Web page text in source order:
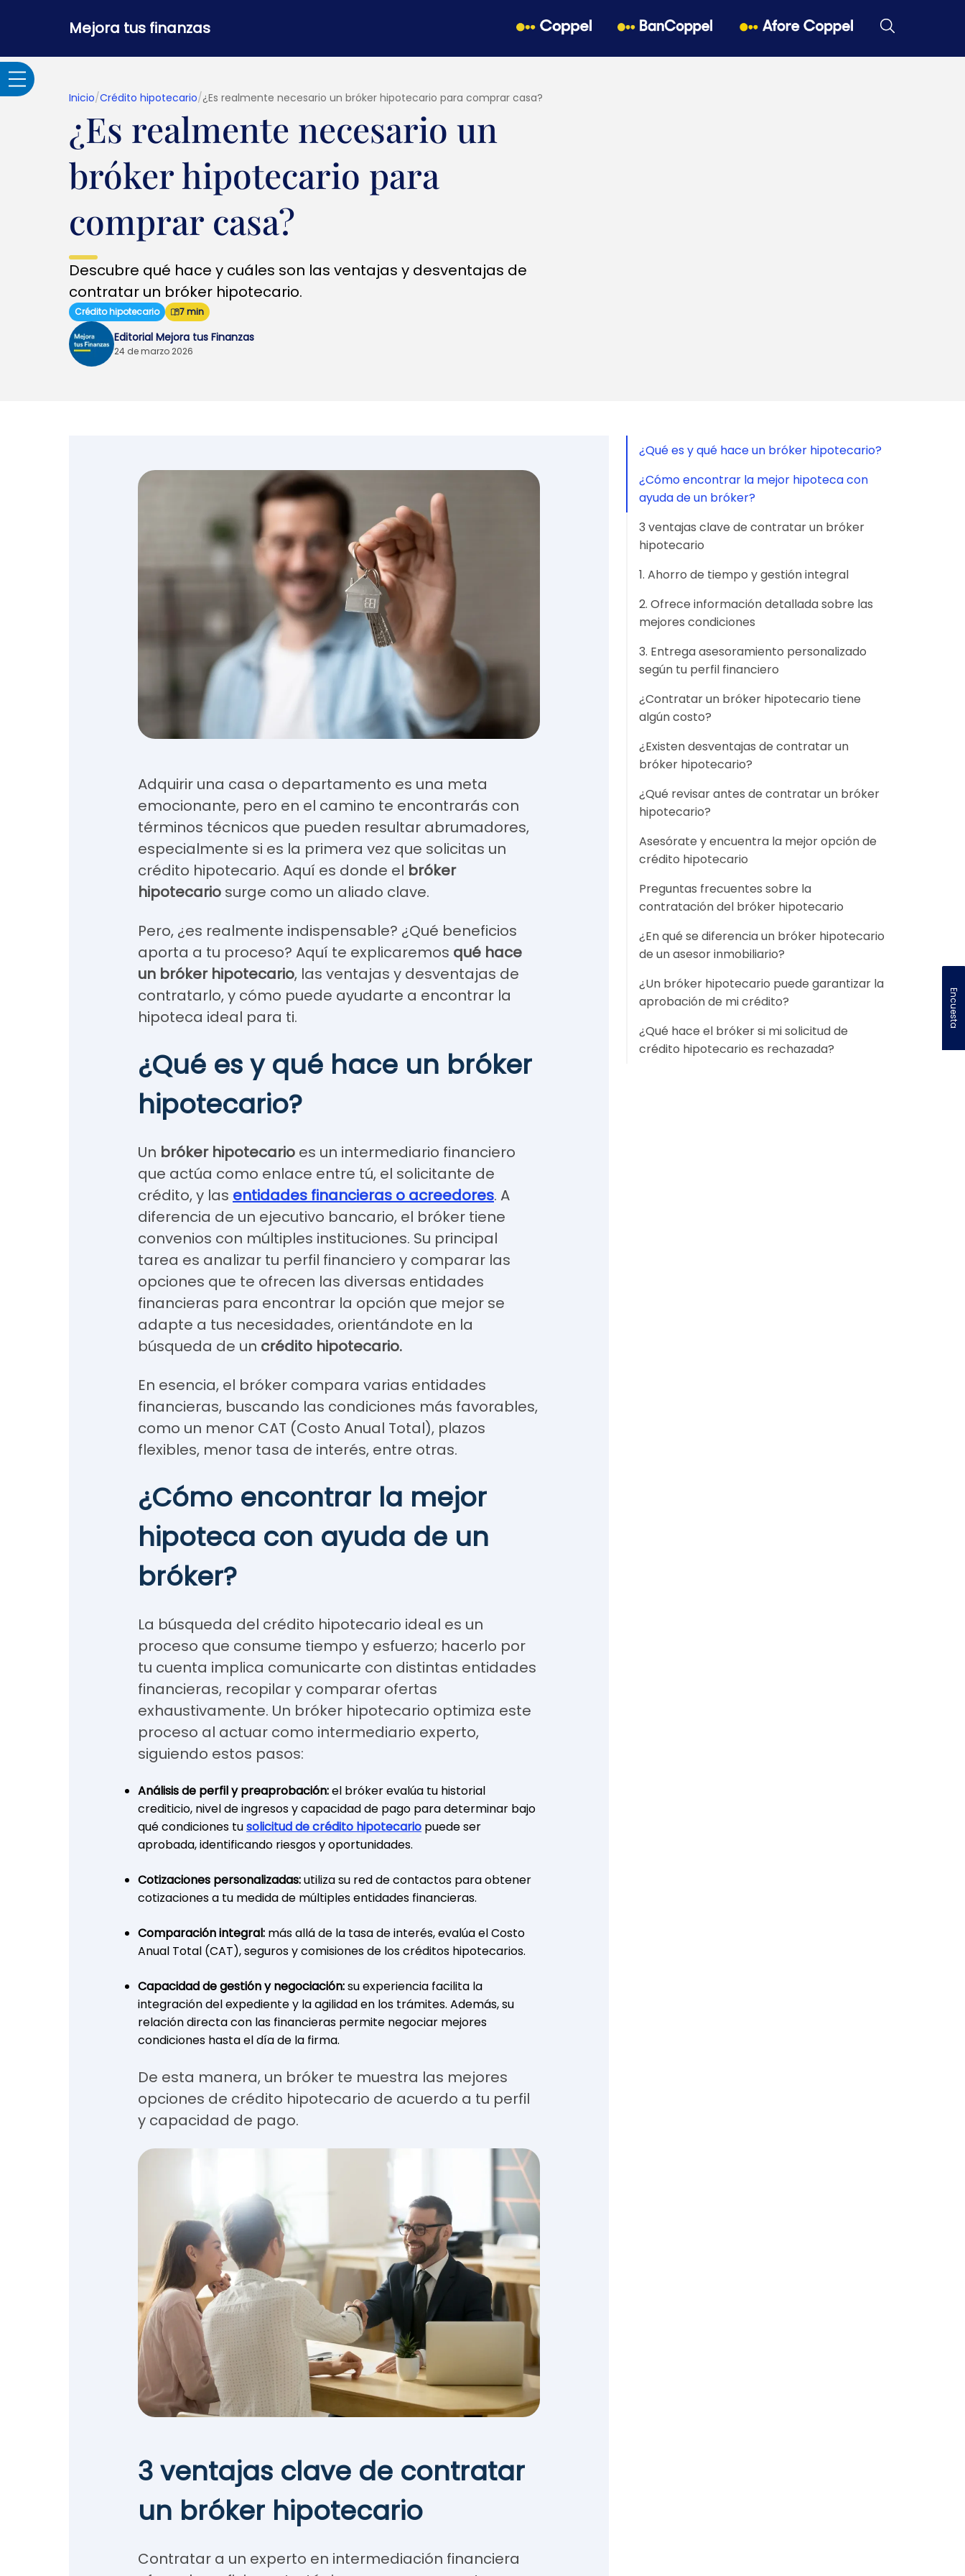
Mejora tus finanzas
Adultos Mayores
Banca por internet y
Crédito hipotecario
Créditos y
préstamos
Emprendedores y
Inicio/Crédito hipotecario/¿Es realmente necesario un bróker hipotecario para comprar casa?
¿Es realmente necesario un
bróker hipotecario para
comprar casa?
Descubre qué hace y cuáles son las ventajas y desventajas de
contratar un bróker hipotecario.
Crédito hipotecario 7 min
Editorial Mejora tus Finanzas
24 de marzo 2026
¿Qué es y qué hace un bróker hipotecario?
¿Cómo encontrar la mejor hipoteca con
ayuda de un bróker?
3 ventajas clave de contratar un bróker
hipotecario
1. Ahorro de tiempo y gestión integral
2. Ofrece información detallada sobre las
mejores condiciones
3. Entrega asesoramiento personalizado
según tu perfil financiero
¿Contratar un bróker hipotecario tiene
algún costo?
¿Existen desventajas de contratar un
bróker hipotecario?
¿Qué revisar antes de contratar un bróker
hipotecario?
Asesórate y encuentra la mejor opción de
crédito hipotecario
Preguntas frecuentes sobre la
contratación del bróker hipotecario
¿En qué se diferencia un bróker hipotecario
de un asesor inmobiliario?
¿Un bróker hipotecario puede garantizar la
aprobación de mi crédito?
¿Qué hace el bróker si mi solicitud de
crédito hipotecario es rechazada?
Adquirir una casa o departamento es una meta
emocionante, pero en el camino te encontrarás con
términos técnicos que pueden resultar abrumadores,
especialmente si es la primera vez que solicitas un
crédito hipotecario. Aquí es donde el bróker
hipotecario surge como un aliado clave.
Pero, ¿es realmente indispensable? ¿Qué beneficios
aporta a tu proceso? Aquí te explicaremos qué hace
un bróker hipotecario, las ventajas y desventajas de
contratarlo, y cómo puede ayudarte a encontrar la
hipoteca ideal para ti.
¿Qué es y qué hace un bróker
hipotecario?
Un bróker hipotecario es un intermediario financiero
que actúa como enlace entre tú, el solicitante de
crédito, y las entidades financieras o acreedores. A
diferencia de un ejecutivo bancario, el bróker tiene
convenios con múltiples instituciones. Su principal
tarea es analizar tu perfil financiero y comparar las
opciones que te ofrecen las diversas entidades
financieras para encontrar la opción que mejor se
adapte a tus necesidades, orientándote en la
búsqueda de un crédito hipotecario.
En esencia, el bróker compara varias entidades
financieras, buscando las condiciones más favorables,
como un menor CAT (Costo Anual Total), plazos
flexibles, menor tasa de interés, entre otras.
¿Cómo encontrar la mejor
hipoteca con ayuda de un
bróker?
La búsqueda del crédito hipotecario ideal es un
proceso que consume tiempo y esfuerzo; hacerlo por
tu cuenta implica comunicarte con distintas entidades
financieras, recopilar y comparar ofertas
exhaustivamente. Un bróker hipotecario optimiza este
proceso al actuar como intermediario experto,
siguiendo estos pasos:
Análisis de perfil y preaprobación:el bróker evalúa tu historial
crediticio, nivel de ingresos y capacidad de pago para determinar bajo
qué condiciones tusolicitud de crédito hipotecario puede ser
aprobada, identificando riesgos y oportunidades.
Cotizaciones personalizadas:utiliza su red de contactos para obtener
cotizaciones a tu medida de múltiples entidades financieras.
Comparación integral: más allá de la tasa de interés, evalúa el Costo
Anual Total (CAT), seguros y comisiones de los créditos hipotecarios.
Capacidad de gestión y negociación:su experiencia facilita la
integración del expediente y la agilidad en los trámites. Además, su
relación directa con las financieras permite negociar mejores
condiciones hasta el día de la firma.
De esta manera, un bróker te muestra las mejores
opciones de crédito hipotecario de acuerdo a tu perfil
y capacidad de pago.
3 ventajas clave de contratar
un bróker hipotecario
Contratar a un experto en intermediación financiera
Encuesta